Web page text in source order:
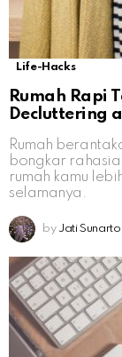
Life-Hacks
Rumah Rapi
Decluttering
Rumah
bongkar
rumah kamu
selamanya.
by Jati Sunarto